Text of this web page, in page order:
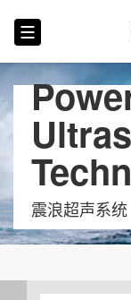
首页
震浪
行业
产品
技术革新
震浪超声系统